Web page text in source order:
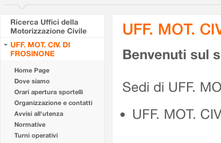
Ricerca Uffici della
Motorizzazione Civile
UFF. MOT. CIV. DI
FROSINONE
Home Page
Dove siamo
Orari apertura sportelli
Organizzazione e contatti
Avvisi all'utenza
Normative
Turni operativi
UFF. MOT.
Benvenuti sul
Sedi di UFF.
UFF. MOT.